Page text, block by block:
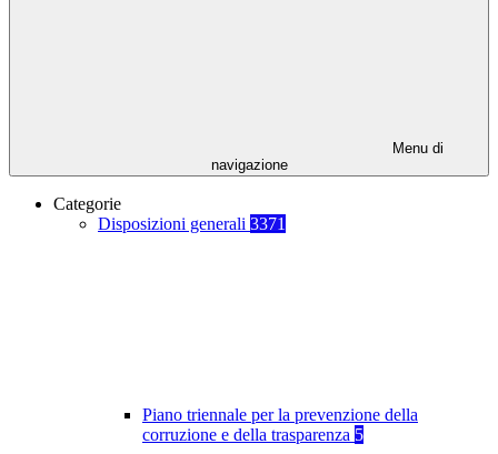
Menu di
navigazione
Categorie
Disposizioni generali 3371
Piano triennale per la prevenzione della
corruzione e della trasparenza 5